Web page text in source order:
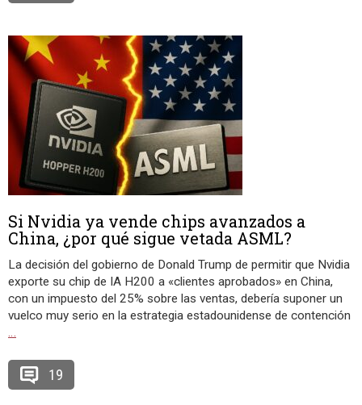
Si Nvidia ya vende chips avanzados a
China, ¿por qué sigue vetada ASML?
La decisión del gobierno de Donald Trump de permitir que Nvidia
exporte su chip de IA H200 a «clientes aprobados» en China,
con un impuesto del 25% sobre las ventas, debería suponer un
vuelco muy serio en la estrategia estadounidense de contención
…
19